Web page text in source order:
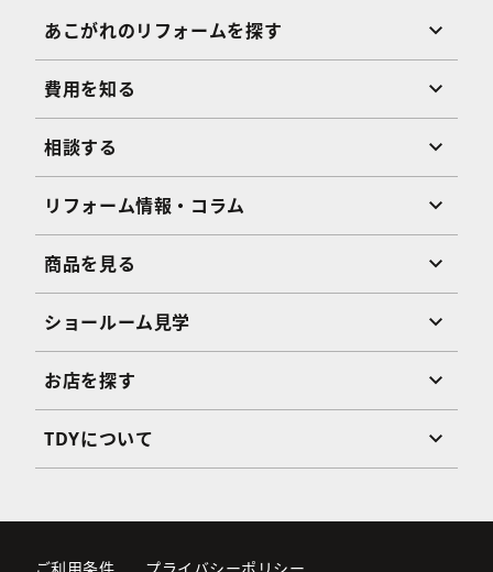
あこがれのリフォームを探す
費用を知る
相談する
リフォーム情報・コラム
商品を見る
ショールーム見学
お店を探す
TDYについて